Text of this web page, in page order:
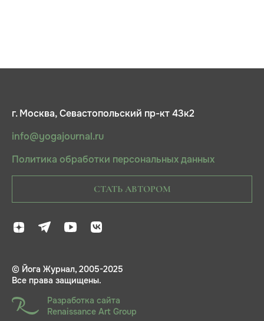
г. Москва, Севастопольский пр-кт 43к2
info@yogajournal.ru
Политика обработки персональных данных
СТАТЬ АВТОРОМ
© Йога Журнал, 2005-2025
Все права защищены.
Разработка сайта
Renaissance Art Group